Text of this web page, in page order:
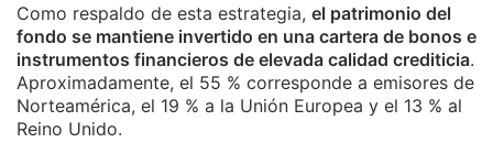
Como respaldo de esta estrategia, el patrimonio del
fondo se mantiene invertido en una cartera de bonos e
instrumentos financieros de elevada calidad crediticia.
Aproximadamente, el 55 % corresponde a emisores de
Norteamérica, el 19 % a la Unión Europea y el 13 % al
Reino Unido.